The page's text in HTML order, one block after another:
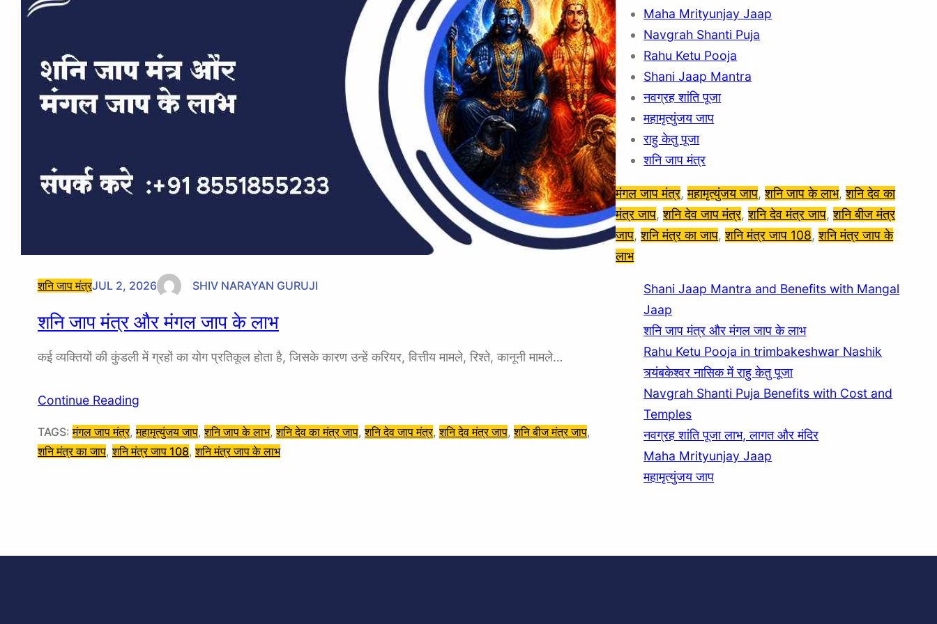
शनि जाप मंत्रJUL 2, 2026 SHIV NARAYAN GURUJI
शनि जाप मंत्र और मंगल जाप के लाभ
कई व्यक्तियों की कुंडली में ग्रहों का योग प्रतिकूल होता है, जिसके कारण उन्हें करियर, वित्तीय मामले, रिश्ते, कानूनी मामले…
Continue Reading
TAGS:मंगल जाप मंत्र, महामृत्युंजय जाप, शनि जाप के लाभ, शनि देव का मंत्र जाप, शनि देव जाप मंत्र, शनि देव मंत्र जाप, शनि बीज मंत्र जाप
शनि मंत्र का जाप, शनि मंत्र जाप 108, शनि मंत्र जाप के लाभ
r
c
h
Maha Mrityunjay Jaap
Navgrah Shanti Puja
Rahu Ketu Pooja
Shani Jaap Mantra
नवग्रह शांति पूजा
महामृत्युंजय जाप
राहु केतु पूजा
शनि जाप मंत्र
मंगल जाप मंत्र, महामृत्युंजय जाप, शनि जाप के लाभ, शनि देव का
मंत्र जाप, शनि देव जाप मंत्र, शनि देव मंत्र जाप, शनि बीज मंत्र
जाप, शनि मंत्र का जाप, शनि मंत्र जाप 108, शनि मंत्र जाप के
लाभ
Shani Jaap Mantra and Benefits with Mangal
Jaap
शनि जाप मंत्र और मंगल जाप के लाभ
Rahu Ketu Pooja in trimbakeshwar Nashik
त्र्यंबकेश्वर नासिक में राहु केतु पूजा
Navgrah Shanti Puja Benefits with Cost and
Temples
नवग्रह शांति पूजा लाभ, लागत और मंदिर
Maha Mrityunjay Jaap
महामृत्युंजय जाप